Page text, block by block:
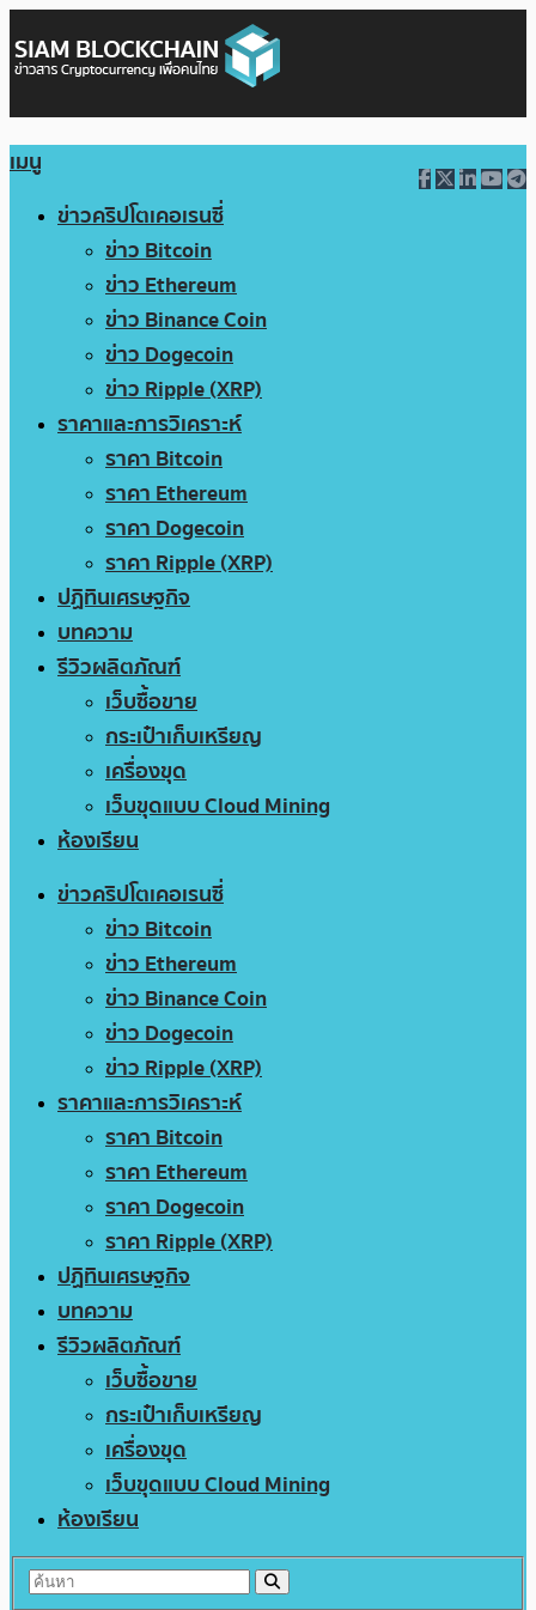
เมนู
ข่าวคริปโตเคอเรนซี่
ข่าว Bitcoin
ข่าว Ethereum
ข่าว Binance Coin
ข่าว Dogecoin
ข่าว Ripple (XRP)
ราคาและการวิเคราะห์
ราคา Bitcoin
ราคา Ethereum
ราคา Dogecoin
ราคา Ripple (XRP)
ปฏิทินเศรษฐกิจ
บทความ
รีวิวผลิตภัณฑ์
เว็บซื้อขาย
กระเป๋าเก็บเหรียญ
เครื่องขุด
เว็บขุดแบบ Cloud Mining
ห้องเรียน
ข่าวคริปโตเคอเรนซี่
ข่าว Bitcoin
ข่าว Ethereum
ข่าว Binance Coin
ข่าว Dogecoin
ข่าว Ripple (XRP)
ราคาและการวิเคราะห์
ราคา Bitcoin
ราคา Ethereum
ราคา Dogecoin
ราคา Ripple (XRP)
ปฏิทินเศรษฐกิจ
บทความ
รีวิวผลิตภัณฑ์
เว็บซื้อขาย
กระเป๋าเก็บเหรียญ
เครื่องขุด
เว็บขุดแบบ Cloud Mining
ห้องเรียน